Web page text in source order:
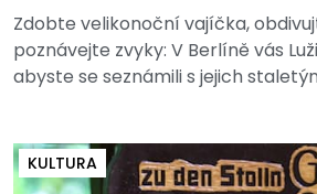
Zdobte velikonoční vajíčka,
poznávejte zvyky: V Berlíně vás
abyste se seznámili s jejich
KULTURA